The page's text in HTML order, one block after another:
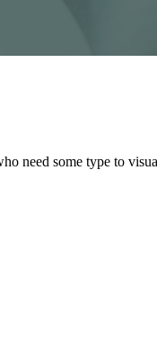
need some type to